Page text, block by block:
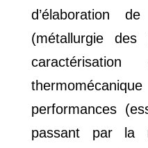
d’élaboration
(métallurgie des
caractérisation
performances
passant par la